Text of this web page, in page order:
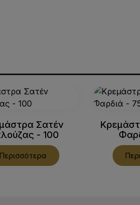
Σατέν
- 100
Περισσότερα